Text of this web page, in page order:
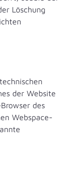
Löschung
der Website
des
Webspace-